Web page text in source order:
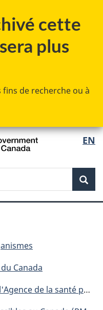
cette
plus
de recherche ou à
de
la
EN
Canada
santé publique du Canada